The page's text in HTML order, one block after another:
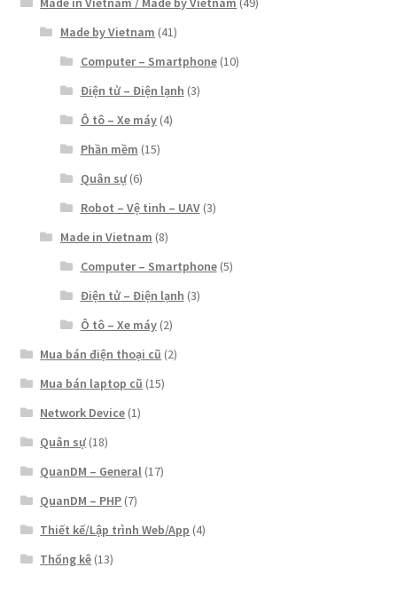
Made by Vietnam (41)
Computer – Smartphone(10)
Điện tử – Điện lạnh (3)
Ô tô – Xe máy(4)
Phần mềm (15)
Quân sự(6)
Robot – Vệ tinh – UAV(3)
Made in Vietnam (8)
Computer – Smartphone(5)
Điện tử – Điện lạnh (3)
Ô tô – Xe máy(2)
Mua bán điện thoại cũ (2)
Mua bán laptop cũ (15)
Network Device (1)
Quân sự (18)
QuanDM – General (17)
QuanDM – PHP (7)
Thiết kế/Lập trình Web/App (4)
Thống kê (13)